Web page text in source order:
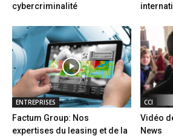
cybercriminalité
ENTREPRISES
Factum Group: Nos
expertises du leasing et de la
CCI
Vidéo
News